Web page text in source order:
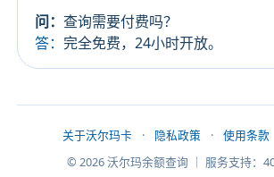
问：查询需要付费吗？
答：完全免费，24小时开放。
关于沃尔玛卡 · 隐私政策 · 使用条款
© 2026 沃尔玛余额查询 ｜ 服务支持：